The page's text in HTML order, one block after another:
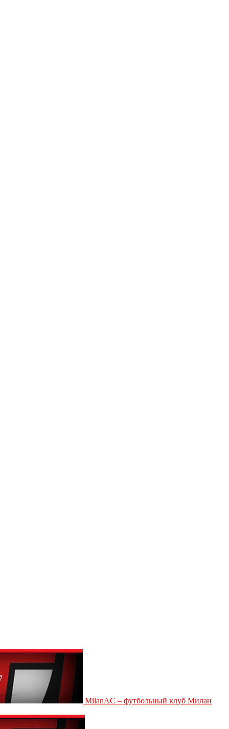
MilanAC – футбольный клуб Милан